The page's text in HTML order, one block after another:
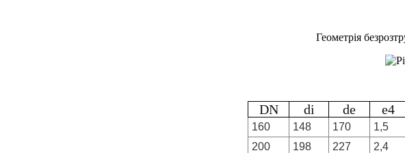
Геометрія
DN di de e4
160 148 170 1,5
200
198 227 2,4